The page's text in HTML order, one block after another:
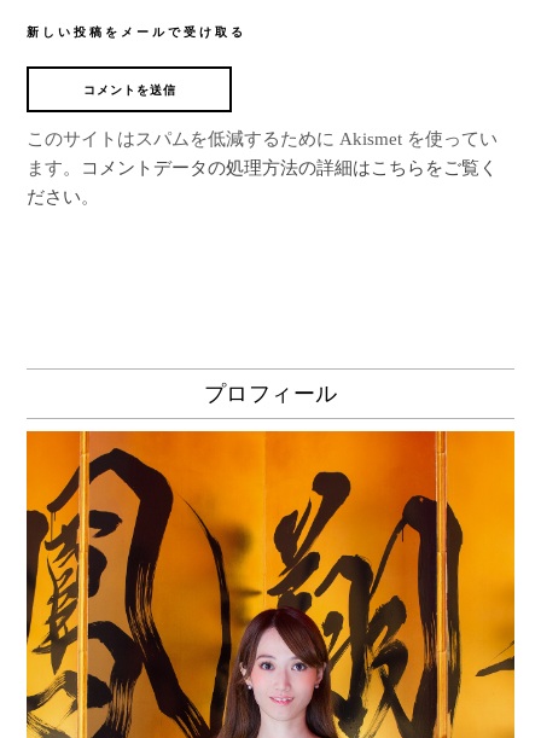
新しい投稿をメールで受け取る
このサイトはスパムを低減するために Akismet を使ってい
ます。 コメントデータの処理方法の詳細はこちらをご覧く
ださい。
プロフィール